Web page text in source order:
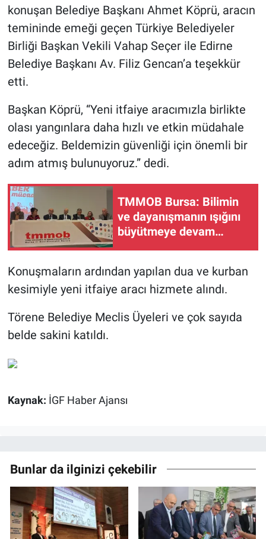
konuşan Belediye Başkanı Ahmet Köprü, aracın
temininde emeği geçen Türkiye Belediyeler
Birliği Başkan Vekili Vahap Seçer ile Edirne
Belediye Başkanı Av. Filiz Gencan’a teşekkür
etti.
Başkan Köprü, “Yeni itfaiye aracımızla birlikte
olası yangınlara daha hızlı ve etkin müdahale
edeceğiz. Beldemizin güvenliği için önemli bir
adım atmış bulunuyoruz.” dedi.
TMMOB Bursa: Bilimin
ve dayanışmanın ışığını
büyütmeye devam
Konuşmaların ardından yapılan dua ve kurban
kesimiyle yeni itfaiye aracı hizmete alındı.
Törene Belediye Meclis Üyeleri ve çok sayıda
belde sakini katıldı.
Kaynak: İGF Haber Ajansı
Bunlar da ilginizi çekebilir